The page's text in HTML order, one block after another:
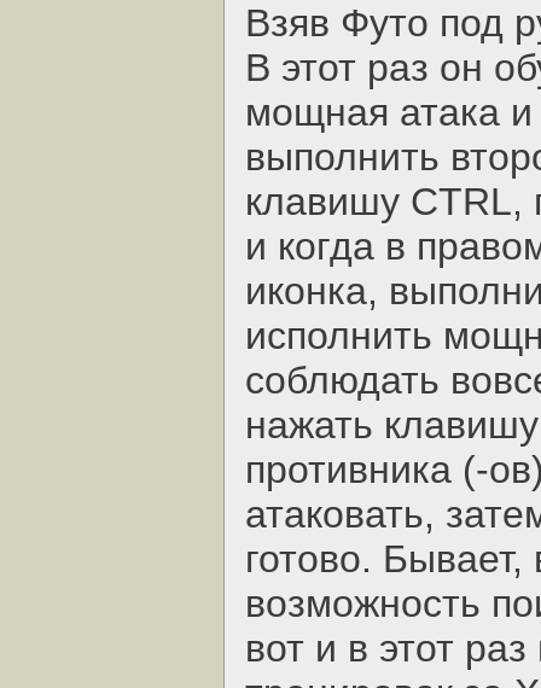
Взяв Футо под
В этот раз он
мощная атака
выполнить
клавишу CTRL,
и когда в
иконка,
исполнить
соблюдать
нажать
противника (-
атаковать,
готово.
возможность
вот и в этот